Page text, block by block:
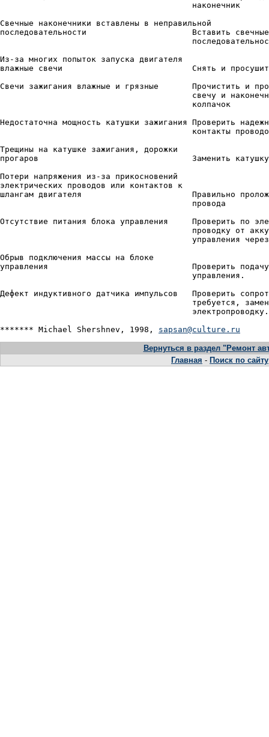
                                        наконечник
Свечные наконечники вставлены в неправильной
последовательности                      Вставить свечные
Из-за многих попыток запуска двигателя
влажные свечи                           Снять и просушить
Свечи зажигания влажные и грязные       Прочистить и
свечу и
                                        колпачок
Недостаточна мощность катушки зажигания Проверить
контакты
Трещины на катушке зажигания, дорожки
прогаров                                Заменить катушку
Потери напряжения из-за прикосновений
электрических проводов или контактов к
шлангам двигателя                       Правильно
                                        провода
Отсутствие питания блока управления     Проверить по
проводку от
управления
Обрыв подключения массы на блоке
управления                              Проверить подачу
                                        управления.
Дефект индуктивного датчика импульсов   Проверить
требуется,
                                        электропроводку.
******* Michael Shershnev, 1998, sapsan@culture.ru
Вернуться в раздел "Ремонт
Главная - Поиск по сайту